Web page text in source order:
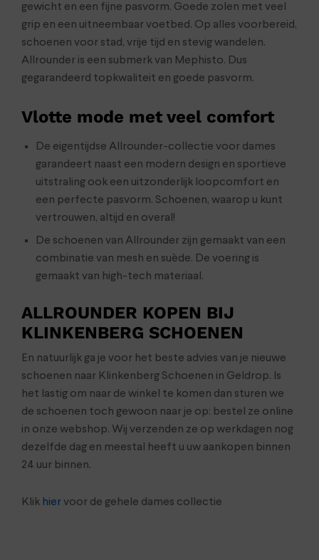
gewicht en een fijne pasvorm. Goede zolen met veel
grip en een uitneembaar voetbed. Op alles voorbereid,
schoenen voor stad, vrije tijd en stevig wandelen.
Allrounder is een submerk van Mephisto. Dus
gegarandeerd topkwaliteit en goede pasvorm.
Vlotte mode met veel comfort
De eigentijdse Allrounder-collectie voor dames
garandeert naast een modern design en sportieve
uitstraling ook een uitzonderlijk loopcomfort en
een perfecte pasvorm. Schoenen, waarop u kunt
vertrouwen, altijd en overal!
De schoenen van Allrounder zijn gemaakt van een
combinatie van mesh en suède. De voering is
gemaakt van high-tech materiaal.
ALLROUNDER KOPEN BIJ
KLINKENBERG SCHOENEN
En natuurlijk ga je voor het beste advies van je nieuwe
schoenen naar Klinkenberg Schoenen in Geldrop. Is
het lastig om naar de winkel te komen dan sturen we
de schoenen toch gewoon naar je op: bestel ze online
in onze webshop. Wij verzenden ze op werkdagen nog
dezelfde dag en meestal heeft u uw aankopen binnen
24 uur binnen.
Klik hiervoor de gehele dames collectie